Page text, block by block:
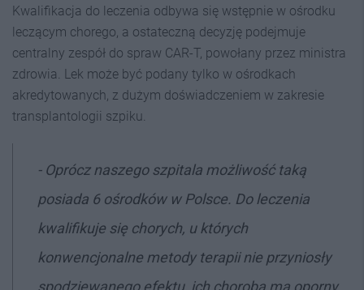
Kwalifikacja do leczenia odbywa się wstępnie w ośrodku
leczącym chorego, a ostateczną decyzję podejmuje
centralny zespół do spraw CAR-T, powołany przez ministra
zdrowia. Lek może być podany tylko w ośrodkach
akredytowanych, z dużym doświadczeniem w zakresie
transplantologii szpiku.
- Oprócz naszego szpitala możliwość taką
posiada 6 ośrodków w Polsce. Do leczenia
kwalifikuje się chorych, u których
konwencjonalne metody terapii nie przyniosły
spodziewanego efektu, ich choroba ma oporny